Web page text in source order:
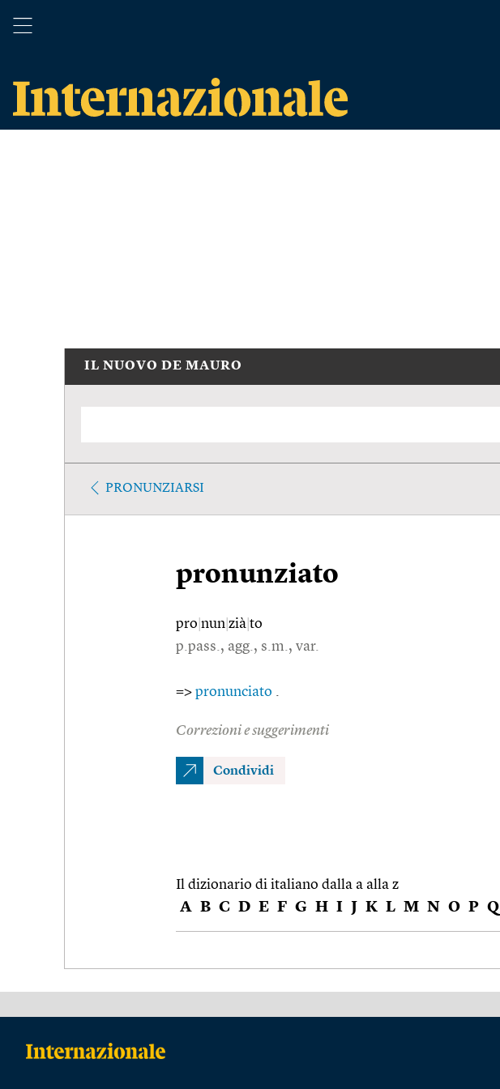
IL NUOVO DE MAURO
PRONUNZIARSI
pronunziato
pro nun zià to
p.pass., agg., s.m., var.
=> pronunciato .
Correzioni e suggerimenti
Condividi
Il dizionario di italiano dalla a alla z
A B C D E F G H I J K L M N O P Q